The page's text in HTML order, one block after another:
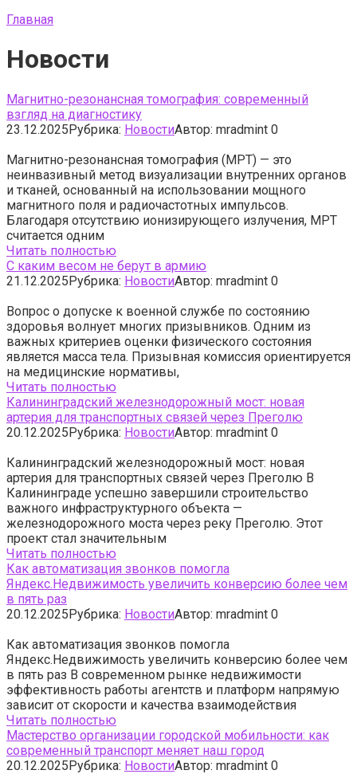
Главная
Новости
Магнитно-резонансная томография: современный
взгляд на диагностику
23.12.2025Рубрика: НовостиАвтор: mradmint 0
Магнитно-резонансная томография (МРТ) — это
неинвазивный метод визуализации внутренних органов
и тканей, основанный на использовании мощного
магнитного поля и радиочастотных импульсов.
Благодаря отсутствию ионизирующего излучения, МРТ
считается одним
Читать полностью
С каким весом не берут в армию
21.12.2025Рубрика: НовостиАвтор: mradmint 0
Вопрос о допуске к военной службе по состоянию
здоровья волнует многих призывников. Одним из
важных критериев оценки физического состояния
является масса тела. Призывная комиссия ориентируется
на медицинские нормативы,
Читать полностью
Калининградский железнодорожный мост: новая
артерия для транспортных связей через Преголю
20.12.2025Рубрика: НовостиАвтор: mradmint 0
Калининградский железнодорожный мост: новая
артерия для транспортных связей через Преголю В
Калининграде успешно завершили строительство
важного инфраструктурного объекта —
железнодорожного моста через реку Преголю. Этот
проект стал значительным
Читать полностью
Как автоматизация звонков помогла
Яндекс.Недвижимость увеличить конверсию более чем
в пять раз
20.12.2025Рубрика: НовостиАвтор: mradmint 0
Как автоматизация звонков помогла
Яндекс.Недвижимость увеличить конверсию более чем
в пять раз В современном рынке недвижимости
эффективность работы агентств и платформ напрямую
зависит от скорости и качества взаимодействия
Читать полностью
Мастерство организации городской мобильности: как
современный транспорт меняет наш город
20.12.2025Рубрика: НовостиАвтор: mradmint 0